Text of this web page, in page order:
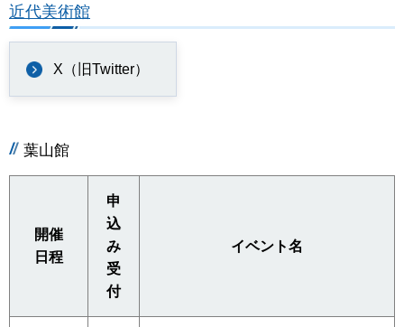
近代美術館
X（旧Twitter）
葉山館
開催
日程
申
込
み
受
付
イベント名